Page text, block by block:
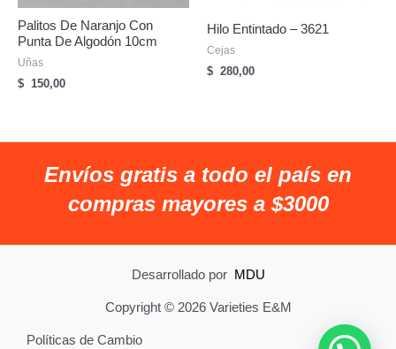
Palitos De Naranjo Con
Punta De Algodón 10cm
Uñas
$ 150,00
Hilo Entintado – 3621
Cejas
$ 280,00
Envíos gratis a todo el país en
compras mayores a $3000
Desarrollado por MDU
Copyright © 2026 Varieties E&M
Políticas de Cambio